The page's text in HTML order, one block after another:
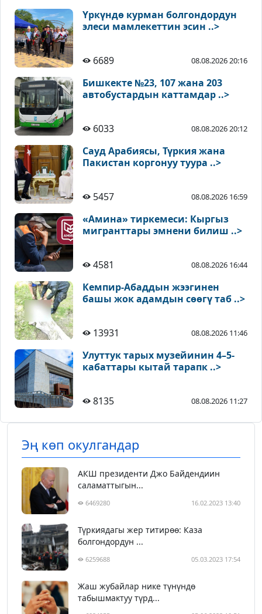
Үркүндө курман болгондордун
элеси мамлекеттин эсин ..>
6689 08.08.2026 20:16
Бишкекте №23, 107 жана 203
автобустардын каттамдар ..>
6033 08.08.2026 20:12
Сауд Арабиясы, Түркия жана
Пакистан коргонуу туура ..>
5457 08.08.2026 16:59
«Амина» тиркемеси: Кыргыз
мигранттары эмнени билиш ..>
4581 08.08.2026 16:44
Кемпир-Абаддын жээгинен
башы жок адамдын сөөгү таб ..>
13931 08.08.2026 11:46
Улуттук тарых музейинин 4–5-
кабаттары кытай тарапк ..>
8135 08.08.2026 11:27
Эң көп окулгандар
АКШ президенти Джо Байдендиин
саламаттыгын...
6469280 16.02.2023 13:40
Түркиядагы жер титирөө: Каза
болгондордун ...
6259688 05.03.2023 17:54
Жаш жубайлар нике түнүндө
табышмактуу түрд...